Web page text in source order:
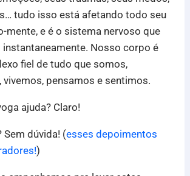
tudo isso está afetando todo seu
mente, e é o sistema nervoso que
Nosso corpo é
fiel de tudo que somos,
vivemos, pensamos e sentimos.
ajuda? Claro!
Sem dúvida! (esses depoimentos
)